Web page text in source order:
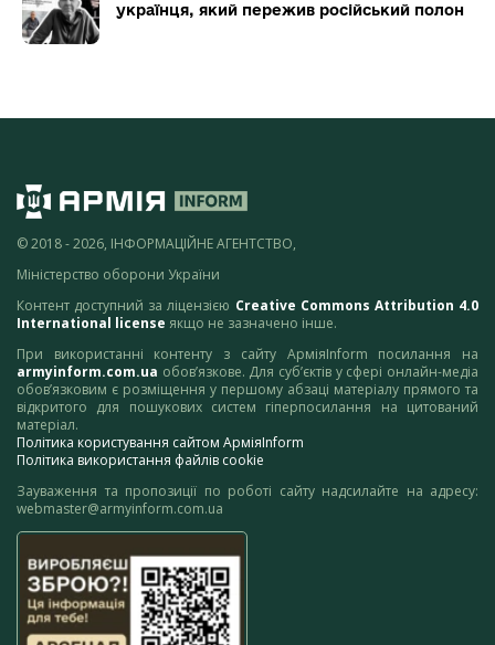
українця, який пережив російський полон
© 2018 - 2026, ІНФОРМАЦІЙНЕ АГЕНТСТВО,
Міністерство оборони України
Контент доступний за ліцензією Creative Commons Attribution 4.0
International license якщо не зазначено інше.
При використанні контенту з сайту АрміяInform посилання на
armyinform.com.ua обов’язкове. Для суб’єктів у сфері онлайн-медіа
обов’язковим є розміщення у першому абзаці матеріалу прямого та
відкритого для пошукових систем гіперпосилання на цитований
матеріал.
Політика користування сайтом АрміяInform
Політика використання файлів cookie
Зауваження та пропозиції по роботі сайту надсилайте на адресу:
webmaster@armyinform.com.ua